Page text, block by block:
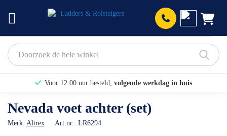
Voor 12:00 uur besteld, volgende werkdag in huis
Bekijk hier onze Actiepagina
Binnen 1 dag een
Nevada voet achter (set)
Merk: Altrex Art.nr.: LR6294